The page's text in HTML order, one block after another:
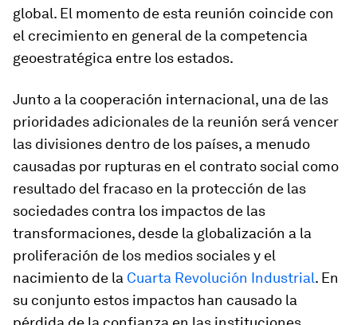
global. El momento de esta reunión coincide con
el crecimiento en general de la competencia
geoestratégica entre los estados.
Junto a la cooperación internacional, una de las
prioridades adicionales de la reunión será vencer
las divisiones dentro de los países, a menudo
causadas por rupturas en el contrato social como
resultado del fracaso en la protección de las
sociedades contra los impactos de las
transformaciones, desde la globalización a la
proliferación de los medios sociales y el
nacimiento de la Cuarta Revolución Industrial. En
su conjunto estos impactos han causado la